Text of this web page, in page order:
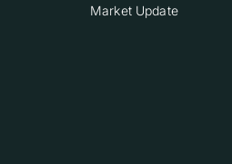
Market Update